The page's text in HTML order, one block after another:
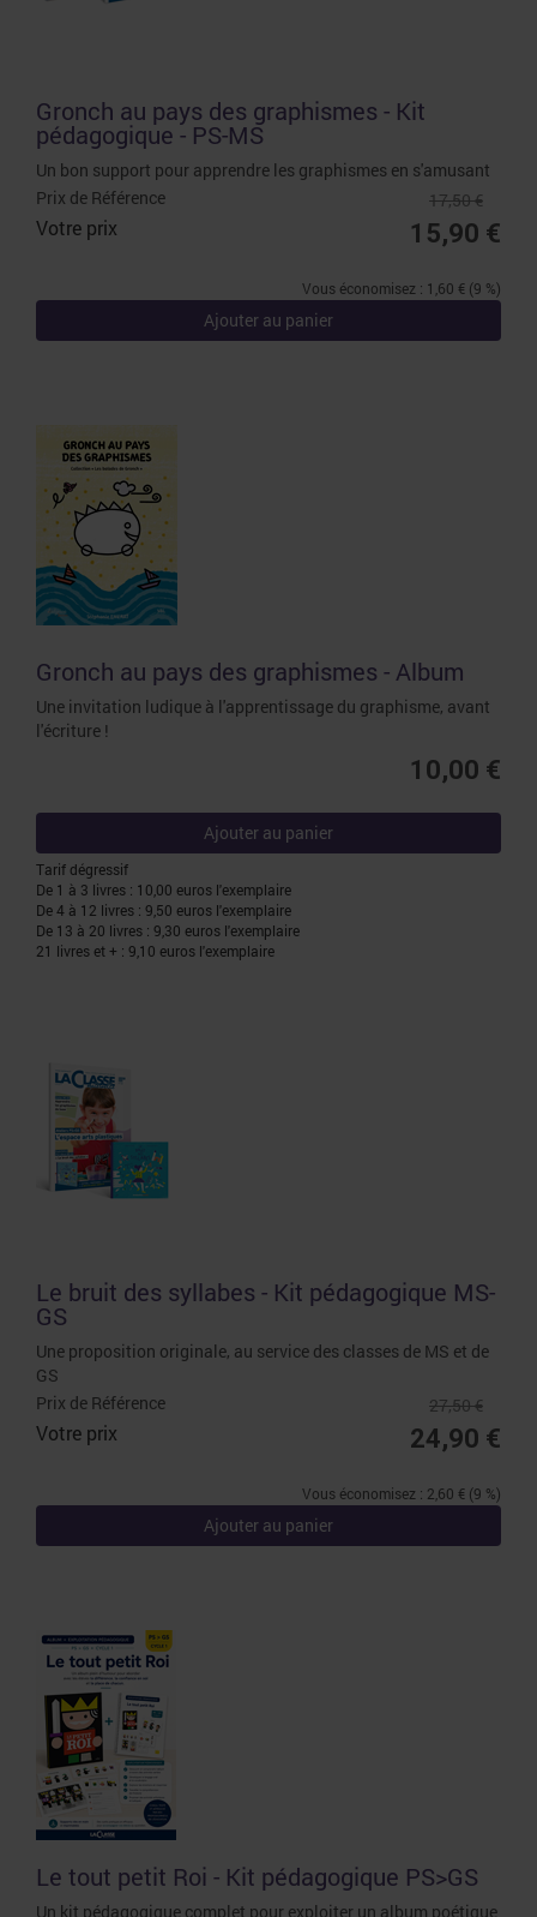
Gronch au pays des graphismes - Kit
pédagogique - PS-MS
Un bon support pour apprendre les graphismes en s'amusant
Prix de Référence
17,50 €
Votre prix 15,90 €
Vous économisez : 1,60 € (9 %)
Ajouter au panier
Gronch au pays des graphismes - Album
Une invitation ludique à l'apprentissage du graphisme, avant
l'écriture !
10,00 €
Ajouter au panier
Tarif dégressif
De 1 à 3 livres : 10,00 euros l'exemplaire
De 4 à 12 livres : 9,50 euros l'exemplaire
De 13 à 20 livres : 9,30 euros l'exemplaire
21 livres et + : 9,10 euros l'exemplaire
Le bruit des syllabes - Kit pédagogique MS-
GS
Une proposition originale, au service des classes de MS et de
GS
Prix de Référence
27,50 €
Votre prix 24,90 €
Vous économisez : 2,60 € (9 %)
Ajouter au panier
Le tout petit Roi - Kit pédagogique PS>GS
Un kit pédagogique complet pour exploiter un album poétique